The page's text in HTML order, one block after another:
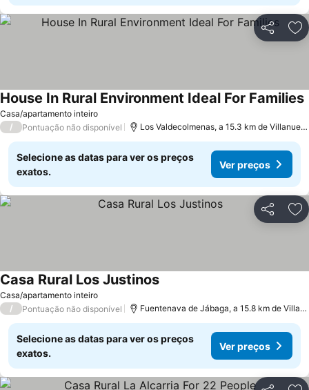
Partilhar
Casa/apartamento inteiro
House In Rural Environment Ideal For Families
/ Pontuação não disponível Los Valdecolmenas, a 15.3 km de
Selecione as datas para ver os preços
exatos.
Ver preços
Partilhar
Casa/apartamento inteiro
Casa Rural Los JustinosVer preços
/ Pontuação não disponível Fuentenava de Jábaga, a 15.8 km de
Selecione as datas para ver os preços
exatos.
Ver preços